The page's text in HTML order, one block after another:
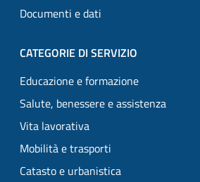
Documenti e dati
CATEGORIE DI SERVIZIO
Educazione e formazione
Salute, benessere e assistenza
Vita lavorativa
Mobilità e trasporti
Catasto e urbanistica